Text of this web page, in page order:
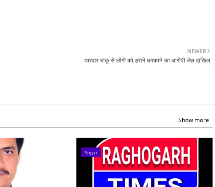
NEWER
धारदार चाकू से लोगो को डराने धमकाने का आरोपी जेल दाखिल
Show more
Sagar